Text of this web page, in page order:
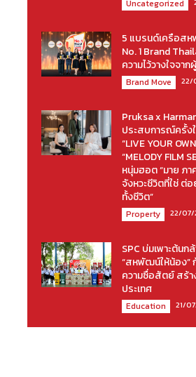
Uncategorized
5 แบรนด์เครือส
No. 1 Brand
ความไว้วางใจจา
Brand Move 22/
Pruksa x
ประสบการณ์ครั้ง
“LIVE YOUR
“MELODY FILM
หนุ่มฮอต “มาย ภา
จังหวะชีวิตที่ใช่ ต่
ทั้งชีวิต”
Property 22/07/
SPC บ่มเพาะต้น
“สหพัฒน์ให้น้อง”
ความซื่อสัตย์ สร้า
ประเทศ
Education 21/